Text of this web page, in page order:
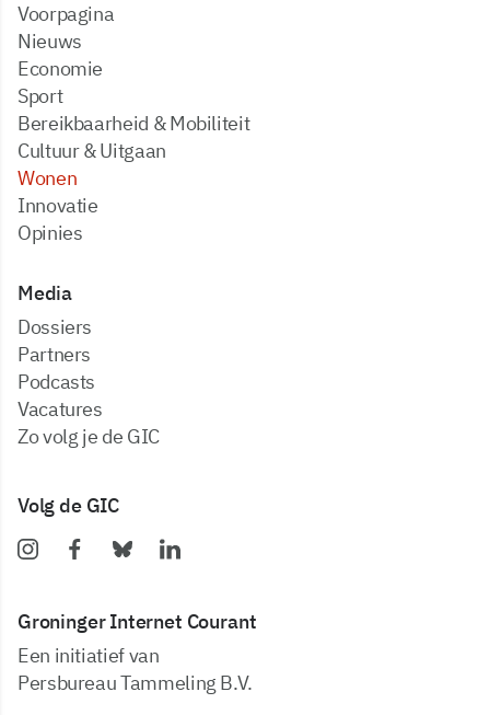
Voorpagina
Nieuws
Economie
Sport
Bereikbaarheid & Mobiliteit
Cultuur & Uitgaan
Wonen
Innovatie
Opinies
Media
dossiers
partners
podcasts
vacatures
zo volg je de GIC
Volg de GIC
Groninger Internet Courant
Een initiatief van
Persbureau Tammeling B.V.